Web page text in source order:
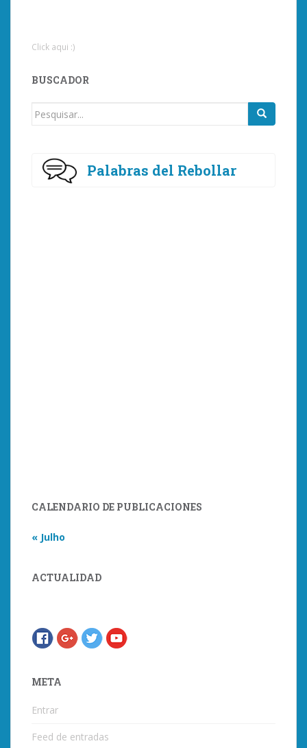
Click aqui :)
BUSCADOR
Procurar
Palabras del Rebollar
CALENDARIO DE PUBLICACIONES
« Julho
ACTUALIDAD
META
Entrar
Feed de entradas